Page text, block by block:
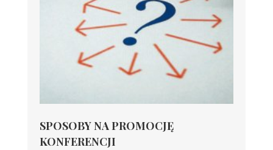
SPOSOBY NA PROMOCJĘ
KONFERENCJI